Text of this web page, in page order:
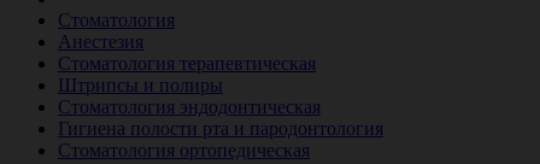
Стоматология
Анестезия
Стоматология терапевтическая
Штрипсы и полиры
Стоматология эндодонтическая
Гигиена полости рта и пародонтология
Стоматология ортопедическая